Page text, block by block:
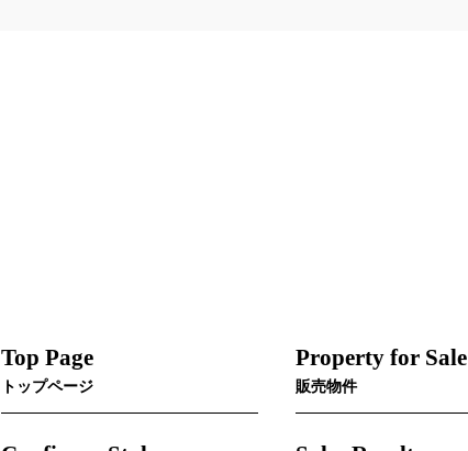
Top Page
トップページ
Property for Sale
販売物件